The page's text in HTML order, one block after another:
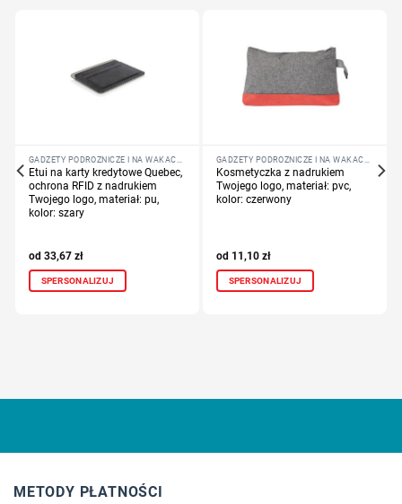
GADŻETY PODRÓŻNICZE I NA WAKACJE
Etui na karty kredytowe Quebec,
ochrona RFID z nadrukiem
Twojego logo, materiał: pu,
kolor: szary
33,67 zł
SPERSONALIZUJ
GADŻETY PODRÓŻNICZE I NA WAKACJE
Kosmetyczka z nadrukiem
Twojego logo, materiał: pvc,
kolor: czerwony
11,10 zł
SPERSONALIZUJ
METODY PŁATNOŚCI